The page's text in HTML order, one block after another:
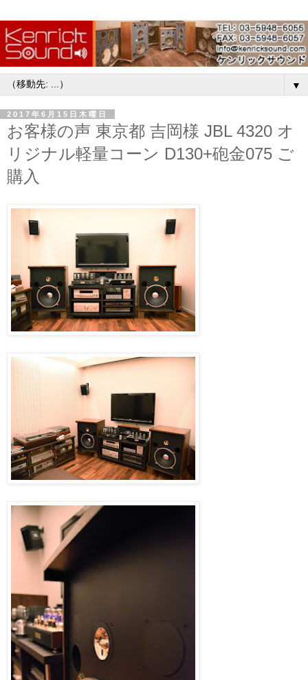
▼
2017年6月15日木曜日
お客様の声 東京都 吉岡様 JBL 4320 オ
リジナル軽量コーン D130+砲金075 ご
購入